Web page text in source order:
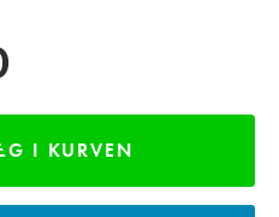
I KURVEN